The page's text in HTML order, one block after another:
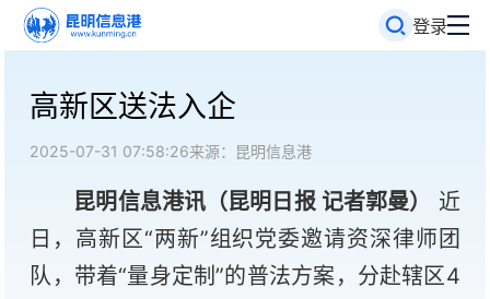
登录
高新区送法入企
2025-07-31 07:58:26来源：昆明信息港
昆明信息港讯（昆明日报 记者郭曼）
近
日，高新区“两新”组织党委邀请资深律师团
队，带着“量身定制”的普法方案，分赴辖区4